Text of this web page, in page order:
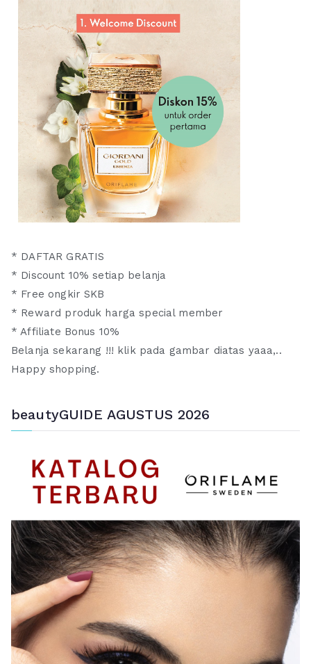
* DAFTAR GRATIS
* Discount 10% setiap belanja
* Free ongkir SKB
* Reward produk harga special member
* Affiliate Bonus 10%
Belanja sekarang !!! klik pada gambar diatas yaaa,..
Happy shopping.
beautyGUIDE AGUSTUS 2026